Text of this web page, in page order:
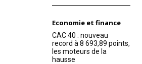
Economie et finance
CAC 40 : nouveau
record à 8 693,89 points,
les moteurs de la
hausse